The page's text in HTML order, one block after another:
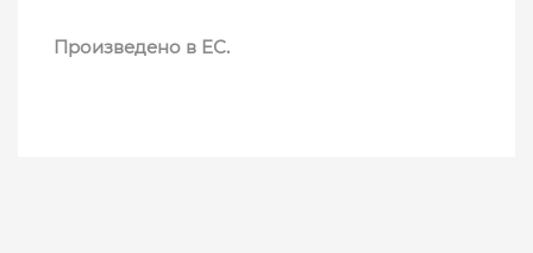
Произведено в ЕС.